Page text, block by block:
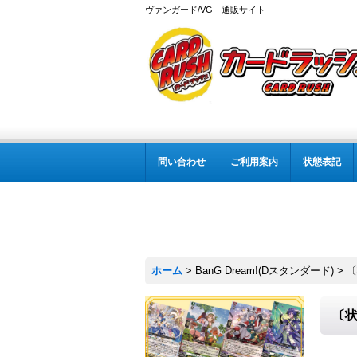
ヴァンガード/VG 通販サイト
問い合わせ ご利用案内 状態表記
ホーム > BanG Dream!(Dスタンダード) >
〔